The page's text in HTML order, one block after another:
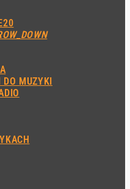
MUZYKI